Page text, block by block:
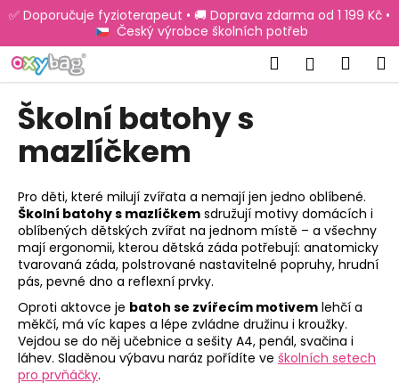
Přejít
na✅ Doporučuje fyzioterapeut • 🚚 Doprava zdarma od 1 199 Kč •
Český výrobce školních potřeb
Hledat
Školní batohy s
mazlíčkem
Pro děti, které milují zvířata a nemají jen jedno oblíbené.
Školní batohy s mazlíčkem sdružují motivy domácích i
oblíbených dětských zvířat na jednom místě – a všechny
mají ergonomii, kterou dětská záda potřebují: anatomicky
tvarovaná záda, polstrované nastavitelné popruhy, hrudní
pás, pevné dno a reflexní prvky.
Oproti aktovce je batoh se zvířecím motivem lehčí a
měkčí, má víc kapes a lépe zvládne družinu i kroužky.
Vejdou se do něj učebnice a sešity A4, penál, svačina i
láhev. Sladěnou výbavu naráz pořídíte ve školních setech
pro prvňáčky.
K
š
í
Zpět
Zpět
C
o
p
o
t
ř
e
b
u
j
e
t
e